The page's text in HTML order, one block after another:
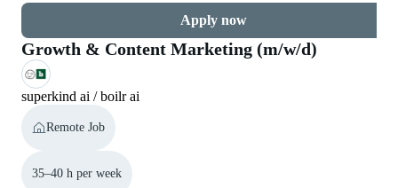
Apply now
Growth & Content Marketing (m/w/d)
superkind ai / boilr ai
Remote Job
35–40 h per week